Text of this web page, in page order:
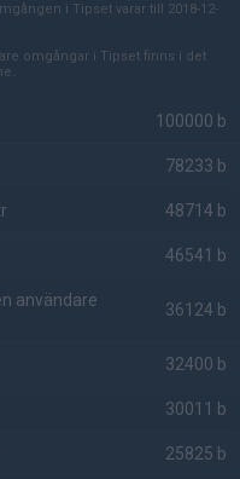
i Tipset varar till 2018-12-
omgångar i Tipset finns i det
100000 b
78233 b
48714 b
46541 b
användare
36124 b
32400 b
30011 b
25825 b